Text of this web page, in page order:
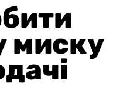
миску